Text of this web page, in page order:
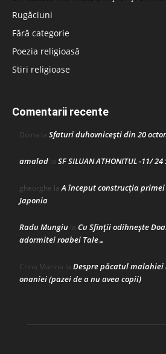
Rugăciuni
Fără categorie
Poezia religioasă
Stiri religioase
Comentarii recente
Doina la Sfaturi duhovnicești din 20
amalad la SF SILUAN ATHONITUL -11/ 24
gheorghe laA început construcţia
Japonia
Radu Mungiu la Cu Sfinții odihnește
adormitei roabei Tale…
Crina Marina la Despre păcatul
onaniei (pazei de a nu avea copii)